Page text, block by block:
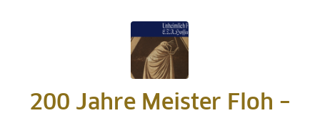
200 Jahre Meister Floh –